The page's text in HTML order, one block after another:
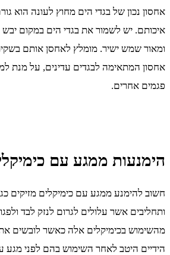
אחסון נכון של בגדי הים מחוץ לעונה הוא
איכותם. יש לשמור את בגדי הים במקום יבש
ומאור שמש ישיר. מומלץ לאחסן אותם
אחסון המתאימה לבגדים עדינים, על מנת
פגמים אחרים.
הימנעות ממגע עם
חשוב להימנע ממגע עם כימיקלים מזיקים
ותחליבים אשר עלולים לגרום לנזק לבד
מהשימוש בכימיקלים אלה כאשר לובשים
הידיים היטב לאחר השימוש בהם לפני מגע